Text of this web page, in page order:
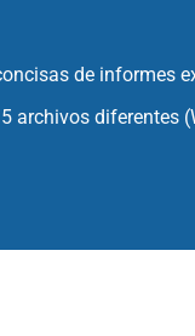
de informes
archivos diferentes